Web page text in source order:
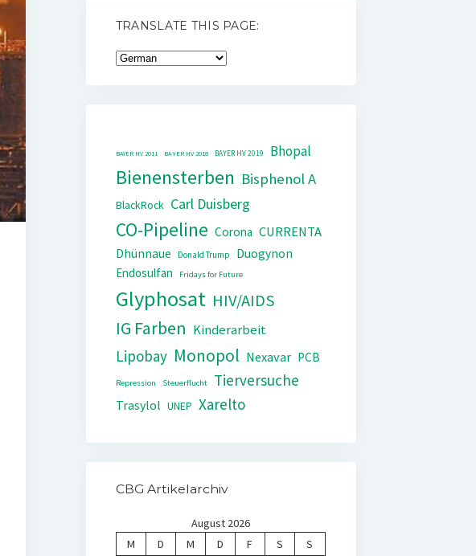
TRANSLATE THIS PAGE:
BAYER HV 2011 BAYER HV 2018 BAYER HV 2019 Bhopal
Bienensterben Bisphenol A
BlackRock Carl Duisberg
CO-Pipeline Corona CURRENTA
Dhünnaue Donald Trump
Duogynon
Endosulfan
Fridays for Future
Glyphosat HIV/AIDS
IG Farben Kinderarbeit
Lipobay Monopol Nexavar PCB
Repression Steuerflucht Tierversuche
Trasylol UNEP Xarelto
CBG Artikelarchiv
August 2026
M
D M D F S
S